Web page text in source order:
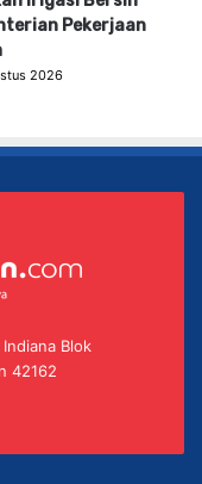
Pekerjaan
2026
Blok
42162